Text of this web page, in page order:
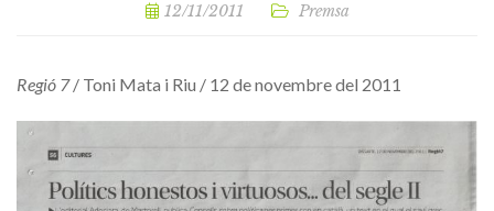
12/11/2011 Premsa
Regió 7/ Toni Mata i Riu / 12 de novembre del 2011